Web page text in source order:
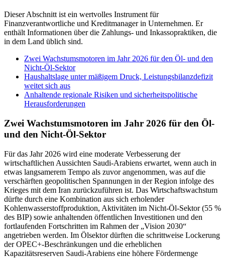
Dieser Abschnitt ist ein wertvolles Instrument für
Finanzverantwortliche und Kreditmanager in Unternehmen. Er
enthält Informationen über die Zahlungs- und Inkassopraktiken, die
in dem Land üblich sind.
Zwei Wachstumsmotoren im Jahr 2026 für den Öl- und den
Nicht-Öl-Sektor
Haushaltslage unter mäßigem Druck, Leistungsbilanzdefizit
weitet sich aus
Anhaltende regionale Risiken und sicherheitspolitische
Herausforderungen
Zwei Wachstumsmotoren im Jahr 2026 für den Öl-
und den Nicht-Öl-Sektor
Für das Jahr 2026 wird eine moderate Verbesserung der
wirtschaftlichen Aussichten Saudi-Arabiens erwartet, wenn auch in
etwas langsamerem Tempo als zuvor angenommen, was auf die
verschärften geopolitischen Spannungen in der Region infolge des
Krieges mit dem Iran zurückzuführen ist. Das Wirtschaftswachstum
dürfte durch eine Kombination aus sich erholender
Kohlenwasserstoffproduktion, Aktivitäten im Nicht-Öl-Sektor (55 %
des BIP) sowie anhaltenden öffentlichen Investitionen und den
fortlaufenden Fortschritten im Rahmen der „Vision 2030“
angetrieben werden. Im Ölsektor dürften die schrittweise Lockerung
der OPEC+-Beschränkungen und die erheblichen
Kapazitätsreserven Saudi-Arabiens eine höhere Fördermenge